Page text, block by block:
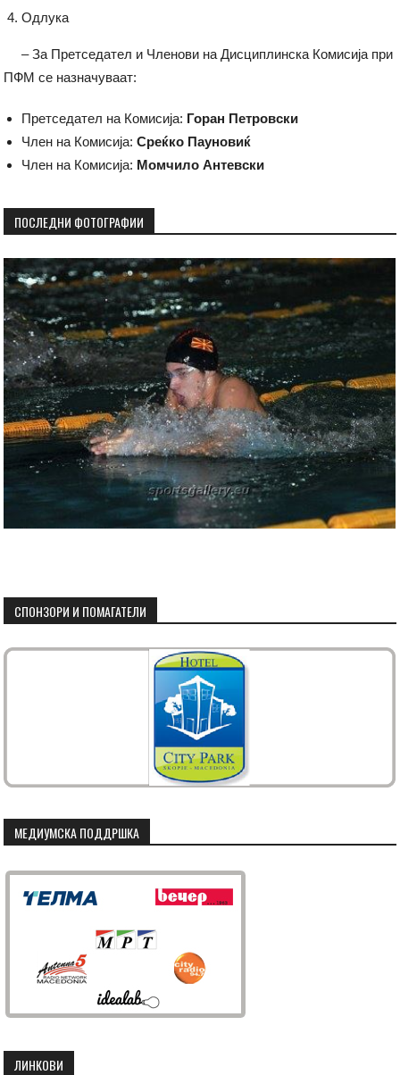
Одлука
– За Претседател и Членови на Дисциплинска Комисија при
ПФМ се назначуваат:
Претседател на Комисија: Горан Петровски
Член на Комисија:Среќко Пауновиќ
Член на Комисија: Момчило Антевски
ПОСЛЕДНИ ФОТОГРАФИИ
СПОНЗОРИ И ПОМАГАТЕЛИ
МЕДИУМСКА ПОДДРШКА
ЛИНКОВИ